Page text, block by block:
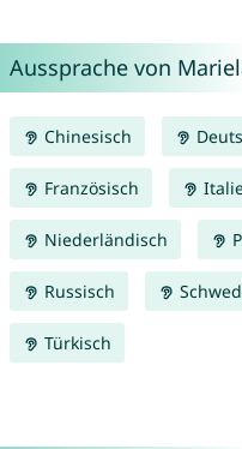
Aussprache von
Chinesisch
Französisch
Niederländisch
Russisch
Türkisch